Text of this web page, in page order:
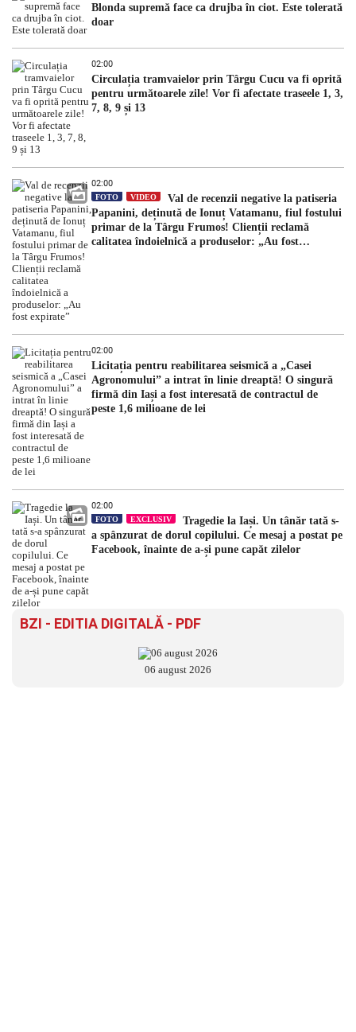
Blonda supremă face ca drujba în ciot. Este tolerată
doar
02:00
Circulația tramvaielor prin Târgu Cucu va fi oprită
pentru următoarele zile! Vor fi afectate traseele 1, 3,
7, 8, 9 și 13
02:00
FOTO VIDEO
Val de recenzii negative la patiseria
Papanini, deținută de Ionuț Vatamanu, fiul fostului
primar de la Târgu Frumos! Clienții reclamă
calitatea îndoielnică a produselor: „Au fost
02:00
Licitația pentru reabilitarea seismică a „Casei
Agronomului” a intrat în linie dreaptă! O singură
firmă din Iași a fost interesată de contractul de
peste 1,6 milioane de lei
02:00
FOTO EXCLUSIV
Tragedie la Iași. Un tânăr tată s-
a spânzurat de dorul copilului. Ce mesaj a postat pe
Facebook, înainte de a-și pune capăt zilelor
BZI - EDITIA DIGITALĂ - PDF
06 august 2026